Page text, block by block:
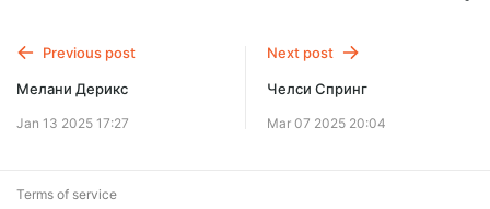
Previous post
Мелани Дерикс
Jan 13 2025 17:27
Next post
Челси Спринг
Mar 07 2025 20:04
Terms of service